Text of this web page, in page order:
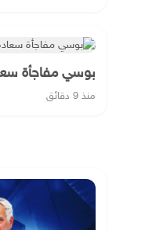
بوسي مفاجأة
منذ 9 دقائق